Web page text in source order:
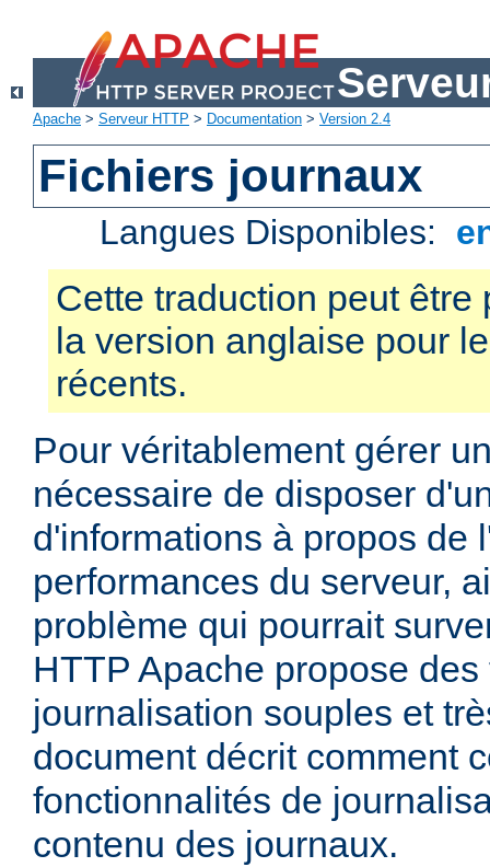
Apache > Serveur HTTP > Documentation > Version 2.4
Fichiers journaux
Langues Disponibles:
Cette traduction peut être
la version anglaise pour
récents.
Pour véritablement gérer
nécessaire de disposer
d'informations à propos de
performances du serveur,
problème qui pourrait
HTTP Apache propose
journalisation souples et
document décrit comment
fonctionnalités de
contenu des journaux.